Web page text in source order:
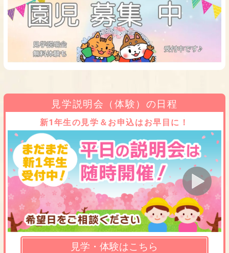
見学説明会（体験）の日程
新1年生の見学＆お申込はお早目に！
見学・体験はこちら